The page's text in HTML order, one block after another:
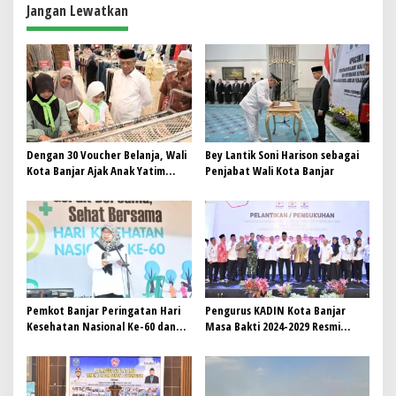
Jangan Lewatkan
Dengan 30 Voucher Belanja, Wali
Kota Banjar Ajak Anak Yatim
Bey Lantik Soni Harison sebagai
Penjabat Wali Kota Banjar
Pemkot Banjar Peringatan Hari
Kesehatan Nasional Ke-60 dan
Tahun 2024
Pengurus KADIN Kota Banjar
Masa Bakti 2024-2029 Resmi